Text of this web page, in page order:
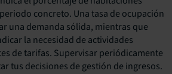
concreto. Una tasa de ocupación
una demanda sólida, mientras que
la necesidad de actividades
de tarifas. Supervisar periódicamente
tus decisiones de gestión de ingresos.